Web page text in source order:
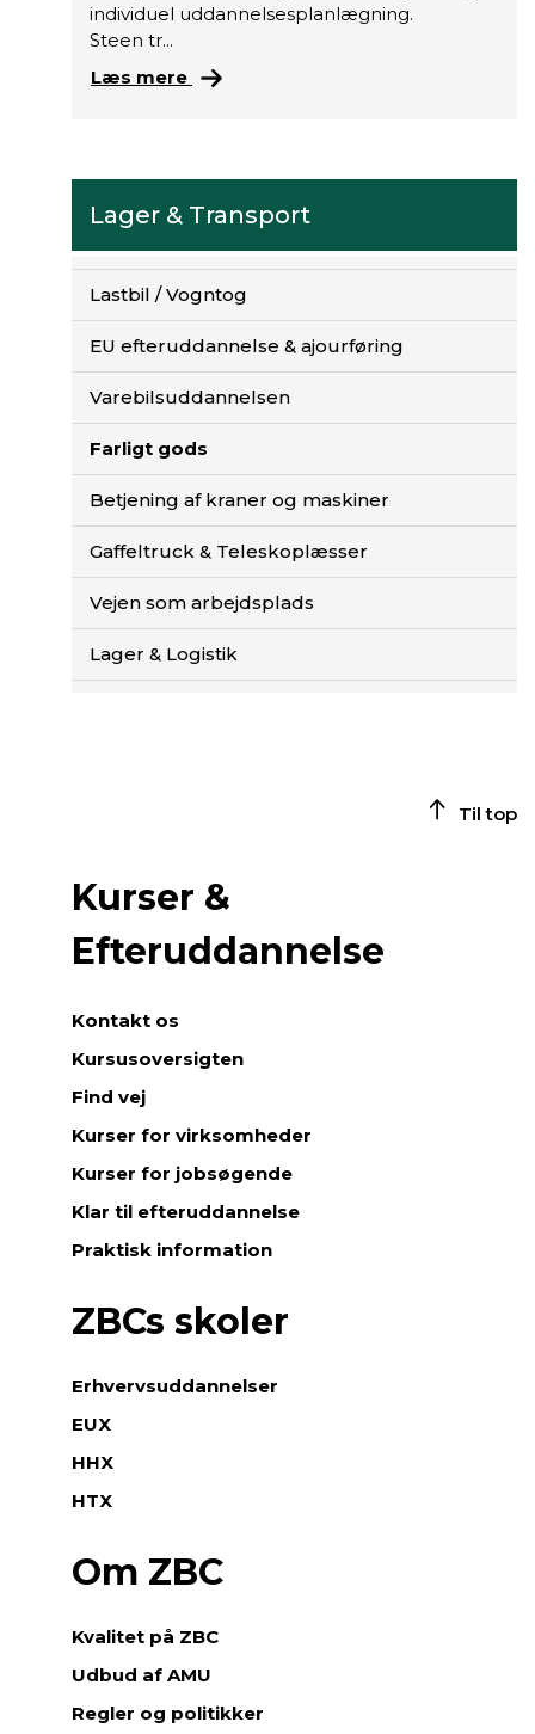
individuel uddannelsesplanlægning.
Steen tr...
t
a
r
L
a
g
e
r
&
r
n
p
r
t
r
i
m
æ
m
r
d
e
,
b
e
å
d
e
k
m
m
r
t
l
Læs mere
Lager & Transport
Lastbil / Vogntog
EU efteruddannelse & ajourføring
Varebilsuddannelsen
Farligt gods
Betjening af kraner og maskiner
Gaffeltruck & Teleskoplæsser
Vejen som arbejdsplads
Lager & Logistik
Til top
Kurser &
Efteruddannelse
Kontakt os
Kursusoversigten
Find vej
Kurser for virksomheder
Kurser for jobsøgende
Klar til efteruddannelse
Praktisk information
ZBCs skoler
Erhvervsuddannelser
EUX
HHX
HTX
Om ZBC
Kvalitet på ZBC
Udbud af AMU
Regler og politikker